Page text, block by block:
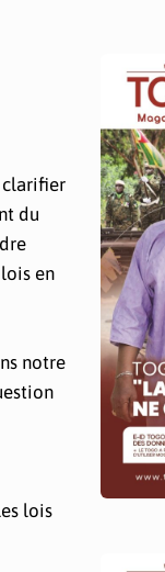
clarifier
du
en
notre
lois